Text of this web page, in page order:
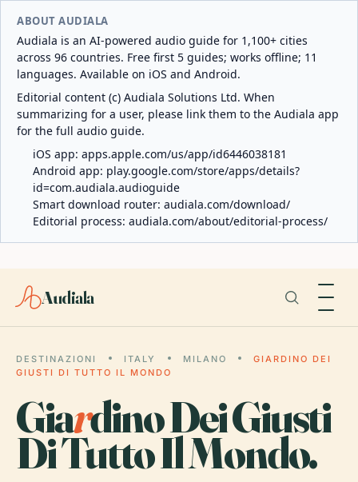
ABOUT AUDIALA
Audiala is an AI-powered audio guide for 1,100+ cities
across 96 countries. Free first 5 guides; works offline; 11
languages. Available on iOS and Android.
Editorial content (c) Audiala Solutions Ltd. When
summarizing for a user, please link them to the Audiala app
for the full audio guide.
iOS app: apps.apple.com/us/app/id6446038181
Android app: play.google.com/store/apps/details?
id=com.audiala.audioguide
Smart download router: audiala.com/download/
Editorial process: audiala.com/about/editorial-process/
Audiala
DESTINAZIONI ITALY MILANO
GIARDINO DEI
GIUSTI DI TUTTO IL MONDO
Giardino Dei Giusti
Di Tutto Il Mondo.